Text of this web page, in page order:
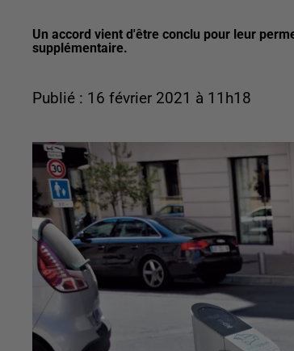
Un accord vient d'être conclu pour leur
supplémentaire.
Publié : 16 février 2021 à 11h18